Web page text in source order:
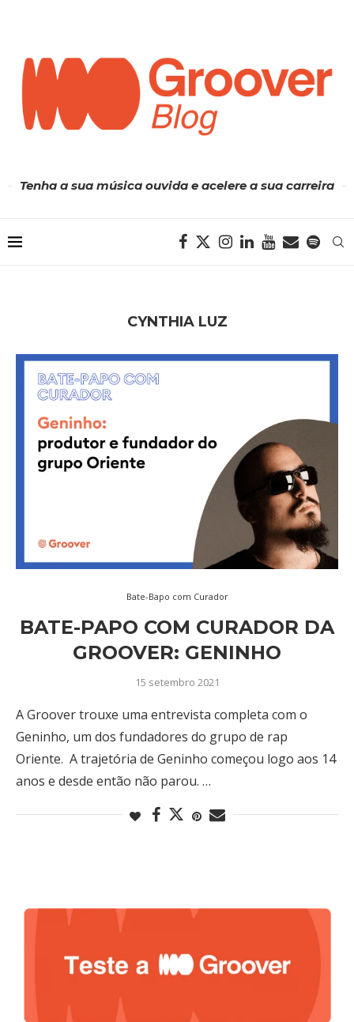
Tenha a sua música ouvida e acelere a sua carreira
CYNTHIA LUZ
Bate-Bapo com Curador
BATE-PAPO COM CURADOR DA
GROOVER: GENINHO
15 setembro 2021
A Groover trouxe uma entrevista completa com o
Geninho, um dos fundadores do grupo de rap
Oriente. A trajetória de Geninho começou logo aos 14
anos e desde então não parou. …